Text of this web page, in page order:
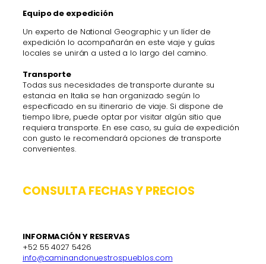
Equipo de expedición
Un experto de National Geographic y un líder de
expedición lo acompañarán en este viaje y guías
locales se unirán a usted a lo largo del camino.
Transporte
Todas sus necesidades de transporte durante su
estancia en Italia se han organizado según lo
especificado en su itinerario de viaje. Si dispone de
tiempo libre, puede optar por visitar algún sitio que
requiera transporte. En ese caso, su guía de expedición
con gusto le recomendará opciones de transporte
convenientes.
CONSULTA FECHAS Y PRECIOS
INFORMACIÓN Y RESERVAS
+52 55 4027 5426
info@caminandonuestrospueblos.com